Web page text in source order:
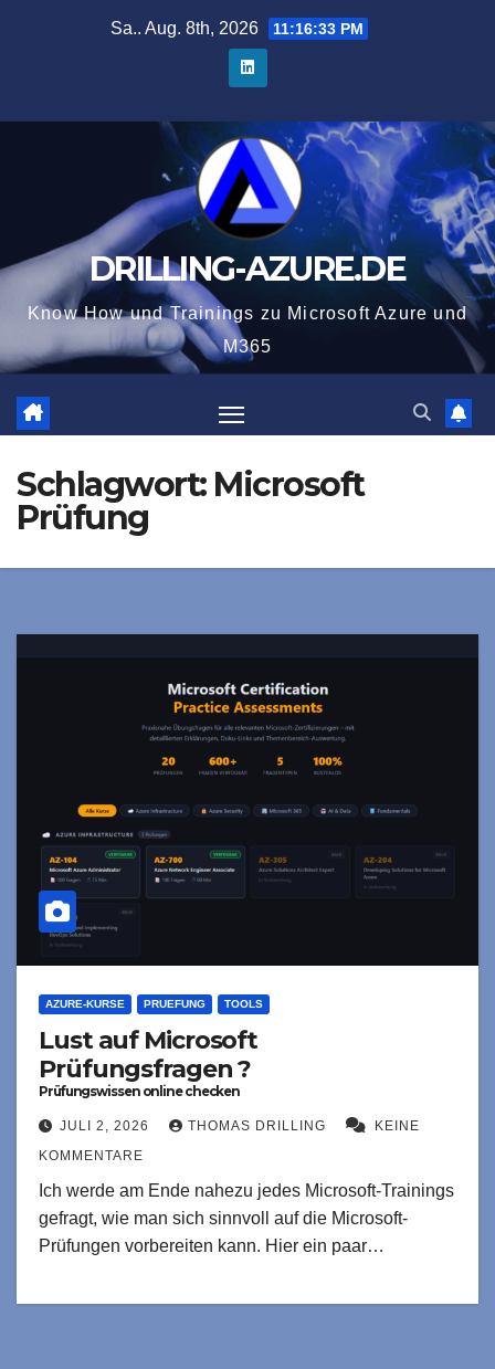
Sa.. Aug. 8th, 2026 11:16:34 PM
DRILLING-AZURE.DE
Know How und Trainings zu Microsoft Azure und
M365
Schlagwort: Microsoft
Prüfung
AZURE-KURSE PRUEFUNG TOOLS
Lust auf Microsoft
Prüfungsfragen ?
Prüfungswissen online checken
JULI 2, 2026 THOMAS DRILLING
KEINE
KOMMENTARE
Ich werde am Ende nahezu jedes Microsoft-Trainings
gefragt, wie man sich sinnvoll auf die Microsoft-
Prüfungen vorbereiten kann. Hier ein paar…